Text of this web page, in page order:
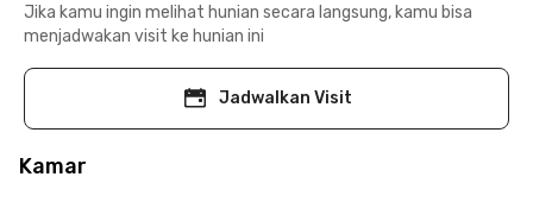
Jika kamu ingin melihat hunian secara langsung, kamu bisa
menjadwakan visit ke hunian ini
Jadwalkan Visit
Kamar